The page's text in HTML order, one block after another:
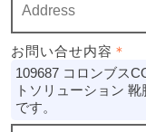
お問い合せ内容 ＊
109687 コロンブス
トソリューション 靴脱げ対策#104
です。